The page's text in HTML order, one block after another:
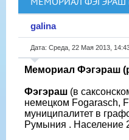
galina
Дата: Среда, 22 Мая 2013,
Мемориал Фэгэраш
Фэгэраш (в
немецком Fogarasch,
муниципалитет в
Румыния . Население